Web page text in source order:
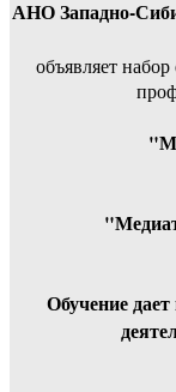
АНО Западно-
объявляет
Обучение